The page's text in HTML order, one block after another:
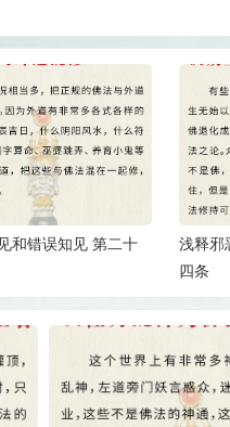
和错误知见 第二十
浅释邪
四条